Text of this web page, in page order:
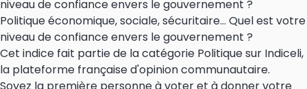
niveau de confiance envers le gouvernement ?
Politique économique, sociale, sécuritaire... Quel est votre
niveau de confiance envers le gouvernement ?
Cet indice fait partie de la catégorie Politique sur Indiceli,
la plateforme française d'opinion communautaire.